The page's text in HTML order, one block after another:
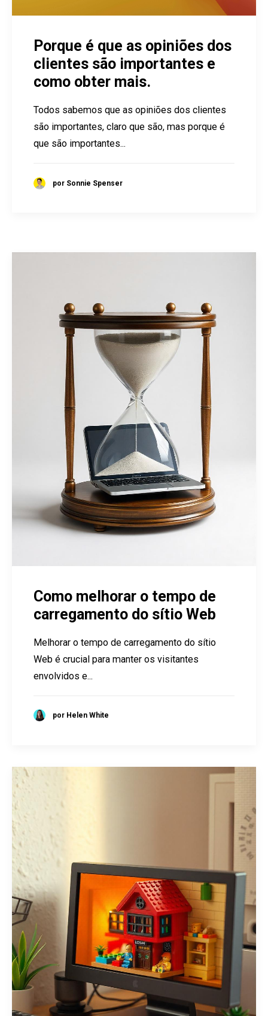
Porque é que as opiniões dos
clientes são importantes e
como obter mais.
Todos sabemos que as opiniões dos clientes
são importantes, claro que são, mas porque é
que são importantes...
por Sonnie Spenser
Como melhorar o tempo de
carregamento do sítio Web
Melhorar o tempo de carregamento do sítio
Web é crucial para manter os visitantes
envolvidos e...
por Helen White